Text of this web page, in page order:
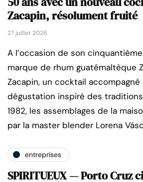
Zacapin, résolument fruité
27 juillet 2026
A l’occasion de son
marque de rhum guatémaltèque
Zacapin, un cocktail accompagné
dégustation inspiré des traditions
1982, les assemblages de la
par la master blender Lorena
entreprises
SPIRITUEUX — Porto Cruz